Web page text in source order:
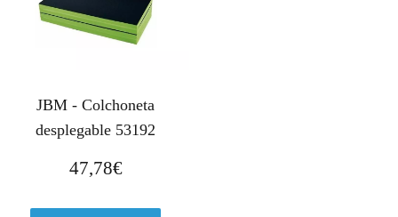
JBM - Colchoneta
desplegable 53192
47,78€